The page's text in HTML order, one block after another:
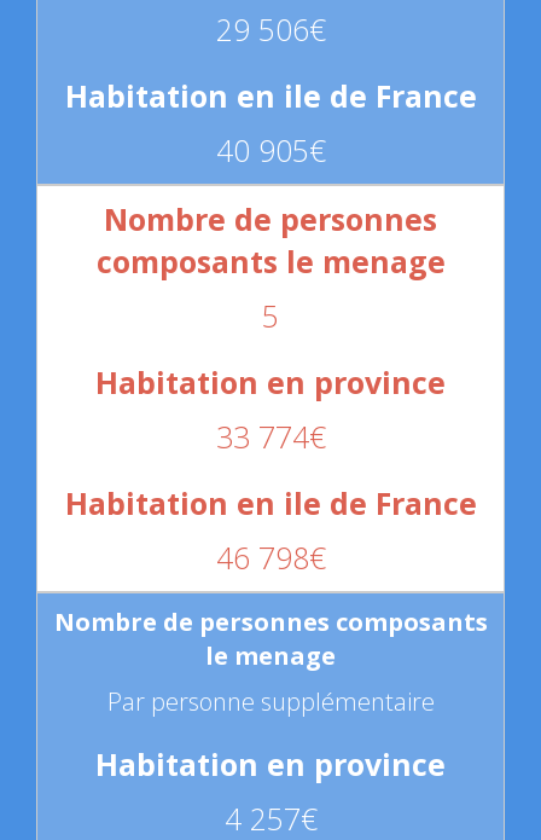
29 506€
40 905€
5
33 774€
46 798€
Par personne supplémentaire
4 257€